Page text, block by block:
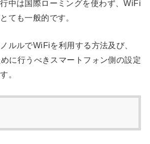
中は国際ローミングを使わず、WiFi
ても一般的です。
ルルでWiFiを利用する方法及び、
に行うべきスマートフォン側の設定
。